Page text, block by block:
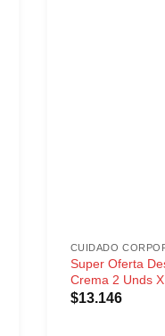
CUIDADO
Super Oferta
Crema 2 Unds
$13.146